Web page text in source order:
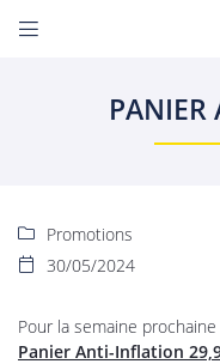

06 22 27 86 08PANIER
 Promotions
 30/05/2024
Pour la semaine prochaine
Panier Anti-Inflation